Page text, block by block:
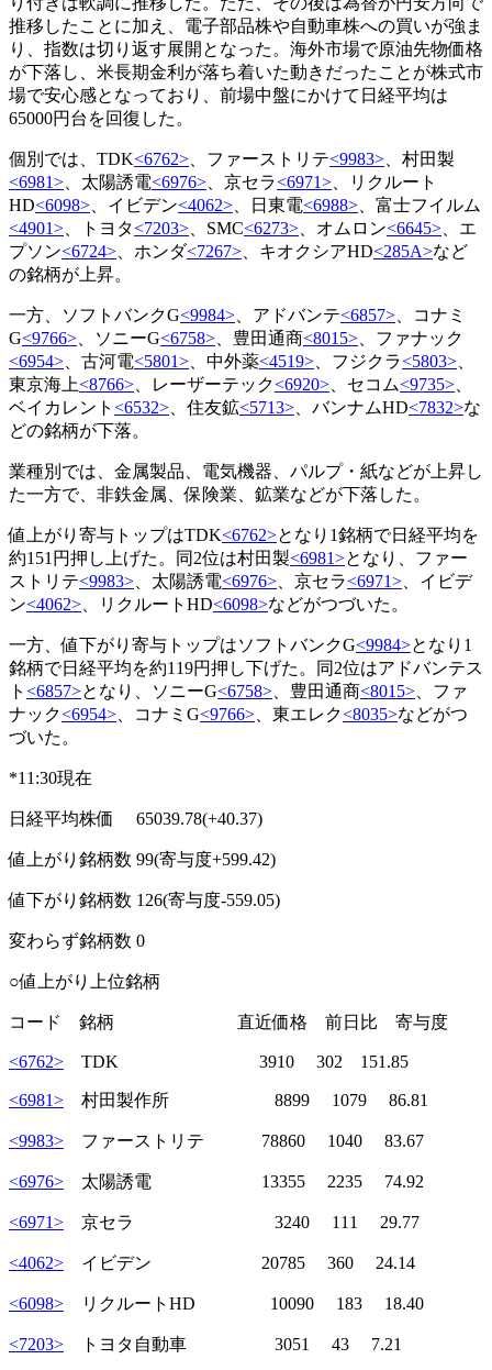
推移したことに加え、電子部品株や自動車株への買いが強ま
り、指数は切り返す展開となった。海外市場で原油先物価格
が下落し、米長期金利が落ち着いた動きだったことが株式市
場で安心感となっており、前場中盤にかけて日経平均は
65000円台を回復した。
個別では、TDK<6762>、ファーストリテ<9983>、村田製
<6981>、太陽誘電<6976>、京セラ<6971>、リクルート
HD<6098>、イビデン<4062>、日東電<6988>、富士フイルム
<4901>、トヨタ<7203>、SMC<6273>、オムロン<6645>、エ
プソン<6724>、ホンダ<7267>、キオクシアHD<285A>など
の銘柄が上昇。
一方、ソフトバンクG<9984>、アドバンテ<6857>、コナミ
G<9766>、ソニーG<6758>、豊田通商<8015>、ファナック
<6954>、古河電<5801>、中外薬<4519>、フジクラ<5803>、
東京海上<8766>、レーザーテック<6920>、セコム<9735>、
ベイカレント <6532>、住友鉱<5713>、バンナムHD<7832>な
どの銘柄が下落。
業種別では、金属製品、電気機器、パルプ・紙などが上昇し
た一方で、非鉄金属、保険業、鉱業などが下落した。
値上がり寄与トップはTDK<6762>となり1銘柄で日経平均を
約151円押し上げた。同2位は村田製<6981>となり、ファー
ストリテ<9983>、太陽誘電<6976>、京セラ<6971>、イビデ
ン<4062>、リクルートHD<6098>などがつづいた。
一方、値下がり寄与トップはソフトバンクG<9984>となり1
銘柄で日経平均を約119円押し下げた。同2位はアドバンテス
ト <6857>となり、ソニーG<6758>、豊田通商<8015>、ファ
ナック<6954>、コナミG<9766>、東エレク<8035>などがつ
づいた。
*11:30現在
日経平均株価 65039.78(+40.37)
値上がり銘柄数 99(寄与度+599.42)
値下がり銘柄数 126(寄与度-559.05)
変わらず銘柄数 0
○値上がり上位銘柄
コード 銘柄 直近価格 前日比 寄与度
<6762> TDK 3910 302 151.85
<6981> 村田製作所 8899 1079 86.81
<9983> ファーストリテ 78860 1040 83.67
<6976> 太陽誘電 13355 2235 74.92
<6971> 京セラ 3240 111 29.77
<4062> イビデン 20785 360 24.14
<6098> リクルートHD 10090 183 18.40
<7203> トヨタ自動車 3051 43 7.21